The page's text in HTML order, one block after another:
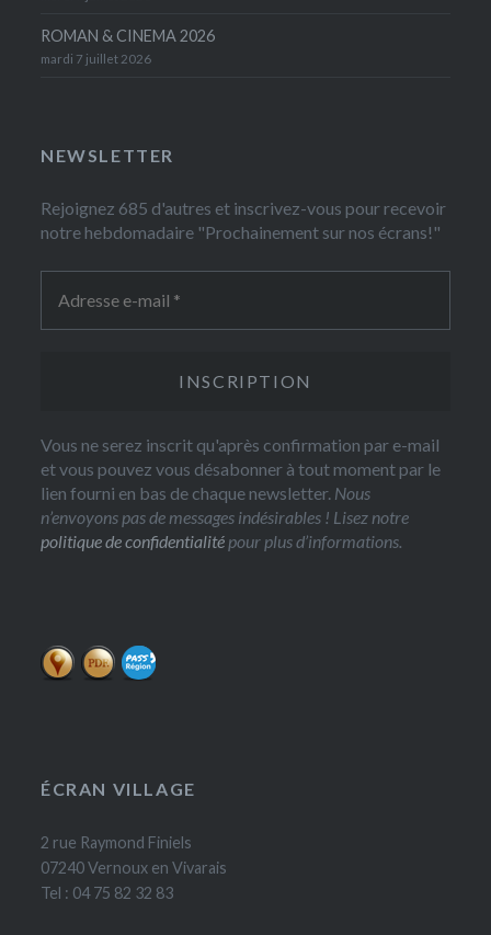
ROMAN & CINEMA 2026
mardi 7 juillet 2026
NEWSLETTER
Rejoignez 685 d'autres et inscrivez-vous pour recevoir
notre hebdomadaire "Prochainement sur nos écrans!"
Vous ne serez inscrit qu'après confirmation par e-mail
et vous pouvez vous désabonner à tout moment par le
lien fourni en bas de chaque newsletter. Nous
n’envoyons pas de messages indésirables ! Lisez notre
politique de confidentialité pour plus d’informations.
ÉCRAN VILLAGE
2 rue Raymond Finiels
07240 Vernoux en Vivarais
Tel : 04 75 82 32 83